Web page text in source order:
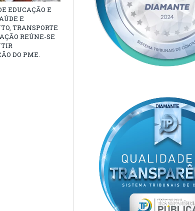
EDUCAÇÃO E
E
TRANSPORTE
REÚNE-SE
DO PME.